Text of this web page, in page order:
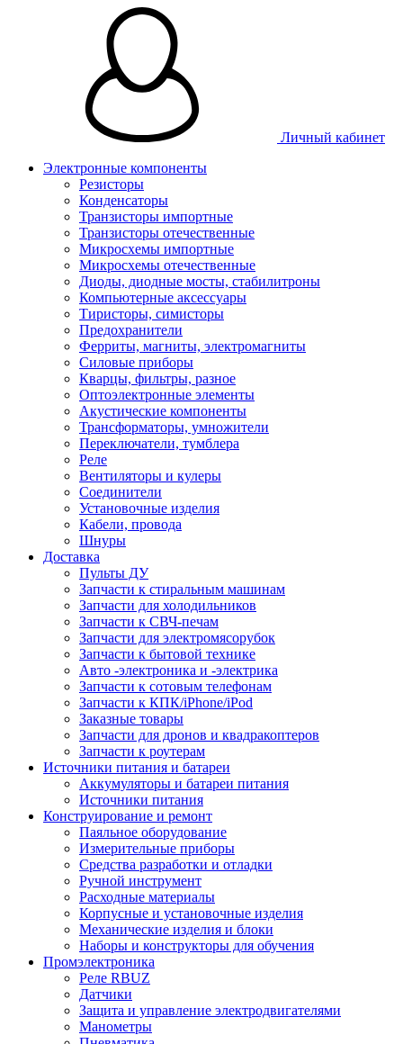
Личный кабинет
Электронные компоненты
Резисторы
Конденсаторы
Транзисторы импортные
Транзисторы отечественные
Микросхемы импортные
Микросхемы отечественные
Диоды, диодные мосты, стабилитроны
Компьютерные аксессуары
Тиристоры, симисторы
Предохранители
Ферриты, магниты, электромагниты
Силовые приборы
Кварцы, фильтры, разное
Оптоэлектронные элементы
Акустические компоненты
Трансформаторы, умножители
Переключатели, тумблера
Реле
Вентиляторы и кулеры
Соединители
Установочные изделия
Кабели, провода
Шнуры
Доставка
Пульты ДУ
Запчасти к стиральным машинам
Запчасти для холодильников
Запчасти к СВЧ-печам
Запчасти для электромясорубок
Запчасти к бытовой технике
Авто -электроника и -электрика
Запчасти к сотовым телефонам
Запчасти к КПК/iPhone/iPod
Заказные товары
Запчасти для дронов и квадракоптеров
Запчасти к роутерам
Источники питания и батареи
Аккумуляторы и батареи питания
Источники питания
Конструирование и ремонт
Паяльное оборудование
Измерительные приборы
Средства разработки и отладки
Ручной инструмент
Расходные материалы
Корпусные и установочные изделия
Механические изделия и блоки
Наборы и конструкторы для обучения
Промэлектроника
Реле RBUZ
Датчики
Защита и управление электродвигателями
Манометры